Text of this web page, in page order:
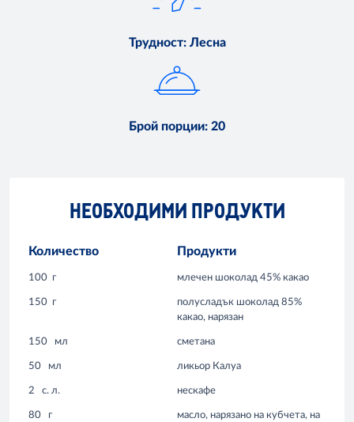
Трудност: Лесна
Брой порции: 20
НЕОБХОДИМИ ПРОДУКТИ
Количество Продукти
100 г млечен шоколад 45% какао
150 г
полусладък шоколад 85%
какао, нарязан
150 мл сметана
50 мл ликьор Калуа
2 с. л. нескафе
80 г
масло, нарязано на кубчета, на